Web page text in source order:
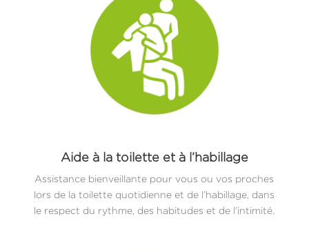
Aide à la toilette et à l’habillage
Assistance bienveillante pour vous ou vos proches
lors de la toilette quotidienne et de l’habillage, dans
le respect du rythme, des habitudes et de l’intimité.